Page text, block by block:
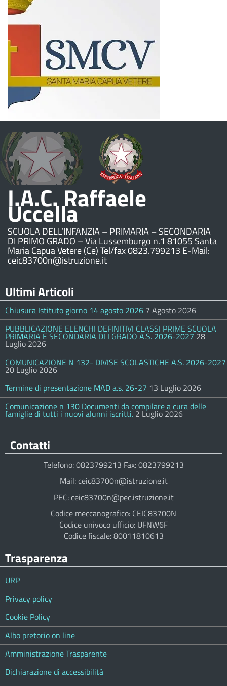
I.A.C. Raffaele
Uccella
SCUOLA DELL’INFANZIA – PRIMARIA – SECONDARIA
DI PRIMO GRADO – Via Lussemburgo n.1 81055 Santa
Maria Capua Vetere (Ce) Tel/fax 0823.799213 E-Mail:
ceic83700n@istruzione.it
Ultimi Articoli
Chiusura Istituto giorno 14 agosto 2026 7 Agosto 2026
PUBBLICAZIONE ELENCHI DEFINITIVI CLASSI PRIME SCUOLA
PRIMARIA E SECONDARIA DI I GRADO A.S. 2026-2027 28
Luglio 2026
COMUNICAZIONE N 132- DIVISE SCOLASTICHE A.S. 2026-2027
20 Luglio 2026
Termine di presentazione MAD a.s. 26-27 13 Luglio 2026
Comunicazione n 130 Documenti da compilare a cura delle
famiglie di tutti i nuovi alunni iscritti. 2 Luglio 2026
Contatti
Telefono: 0823799213 Fax: 0823799213
Mail: ceic83700n@istruzione.it
PEC: ceic83700n@pec.istruzione.it
Codice meccanografico: CEIC83700N
Codice univoco ufficio: UFNW6F
Codice fiscale: 80011810613
Trasparenza
URP
Privacy policy
Cookie Policy
Albo pretorio on line
Amministrazione Trasparente
Dichiarazione di accessibilità